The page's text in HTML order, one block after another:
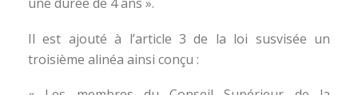
Il est ajouté à l’article 3 de la loi susvisée un
troisième alinéa ainsi conçu :